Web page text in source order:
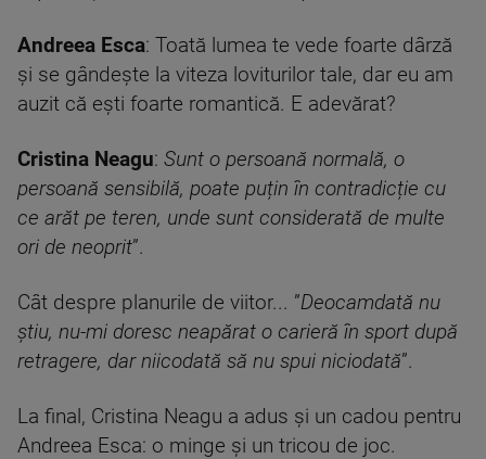
Andreea Esca: Toată lumea te vede foarte dârză
și se gândește la viteza loviturilor tale, dar eu am
auzit că ești foarte romantică. E adevărat?
Cristina Neagu: Sunt o persoană normală, o
persoană sensibilă, poate puțin în contradicție cu
ce arăt pe teren, unde sunt considerată de multe
ori de neoprit”.
Cât despre planurile de viitor... ”Deocamdată nu
știu, nu-mi doresc neapărat o carieră în sport după
retragere, dar niicodată să nu spui niciodată”.
La final, Cristina Neagu a adus și un cadou pentru
Andreea Esca: o minge și un tricou de joc.